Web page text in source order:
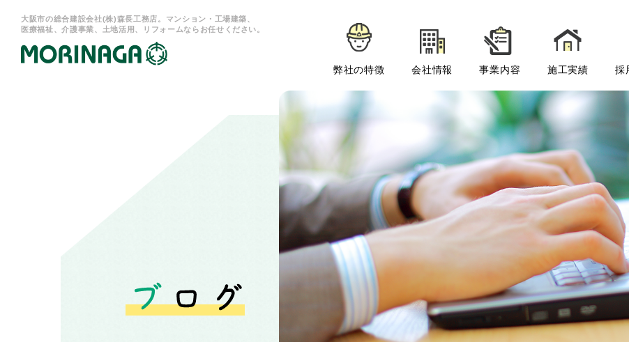
大阪市の総合建設会社(株)森長工務店。マンション・工場建築、
医療福祉、介護事業、土地活用、リフォームならお任せください。
弊社の特徴 会社情報 事業内容 施工実績 採